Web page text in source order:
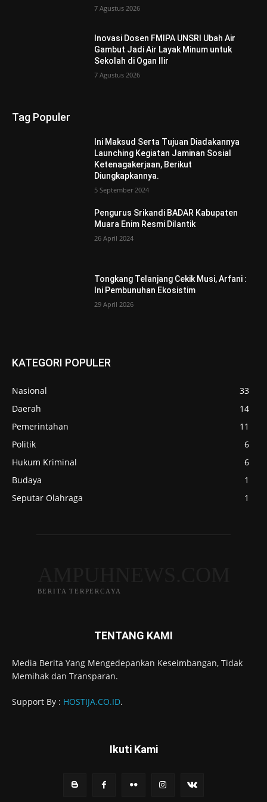
7 Agustus 2026
Inovasi Dosen FMIPA UNSRI Ubah Air
Gambut Jadi Air Layak Minum untuk
Sekolah di Ogan Ilir
7 Agustus 2026
Tag Populer
Ini Maksud Serta Tujuan Diadakannya
Launching Kegiatan Jaminan Sosial
Ketenagakerjaan, Berikut
Diungkapkannya.
5 September 2024
Pengurus Srikandi BADAR Kabupaten
Muara Enim Resmi Dilantik
26 April 2024
Tongkang Telanjang Cekik Musi, Arfani :
Ini Pembunuhan Ekosistim
29 April 2026
KATEGORI POPULER
Nasional
33
Daerah
14
Pemerintahan
11
Politik
6
Hukum Kriminal
6
Budaya
1
Seputar Olahraga
1
BERITA TERPERCAYA
TENTANG KAMI
Media Berita Yang Mengedepankan Keseimbangan, Tidak
Memihak dan Transparan.
Support By : HOSTIJA.CO.ID.
Ikuti Kami